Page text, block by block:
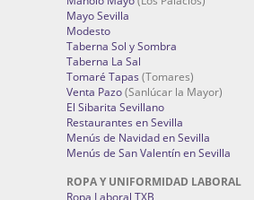
Mayo Sevilla
Modesto
Taberna Sol y Sombra
Taberna La Sal
Tomaré Tapas (Tomares)
Venta Pazo(Sanlúcar la Mayor)
El Sibarita Sevillano
Restaurantes en Sevilla
Menús de Navidad en Sevilla
Menús de San Valentín en Sevilla
ROPA Y UNIFORMIDAD LABORAL
Ropa Laboral TXB